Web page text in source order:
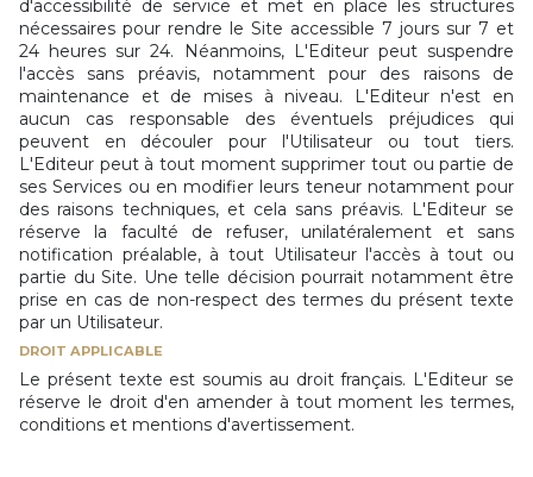
d'accessibilité de service et met en place les structures
nécessaires pour rendre le Site accessible 7 jours sur 7 et
24 heures sur 24. Néanmoins, L'Editeur peut suspendre
l'accès sans préavis, notamment pour des raisons de
maintenance et de mises à niveau. L'Editeur n'est en
aucun cas responsable des éventuels préjudices qui
peuvent en découler pour l'Utilisateur ou tout tiers.
L'Editeur peut à tout moment supprimer tout ou partie de
ses Services ou en modifier leurs teneur notamment pour
des raisons techniques, et cela sans préavis. L'Editeur se
réserve la faculté de refuser, unilatéralement et sans
notification préalable, à tout Utilisateur l'accès à tout ou
partie du Site. Une telle décision pourrait notamment être
prise en cas de non-respect des termes du présent texte
par un Utilisateur.
DROIT APPLICABLE
Le présent texte est soumis au droit français. L'Editeur se
réserve le droit d'en amender à tout moment les termes,
conditions et mentions d'avertissement.